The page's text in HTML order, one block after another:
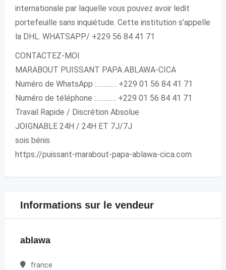
internationale par laquelle vous pouvez avoir ledit
portefeuille sans inquiétude. Cette institution s’appelle
la DHL. WHATSAPP/ +229 56 84 41 71
CONTACTEZ-MOI
MARABOUT PUISSANT PAPA ABLAWA-CICA
Numéro de WhatsApp :………… +229 01 56 84 41 71
Numéro de téléphone :………… +229 01 56 84 41 71
Travail Rapide / Discrétion Absolue
JOIGNABLE 24H / 24H ET 7J/7J
sois bénis
https://puissant-marabout-papa-ablawa-cica.com
Informations sur le vendeur
ablawa
france